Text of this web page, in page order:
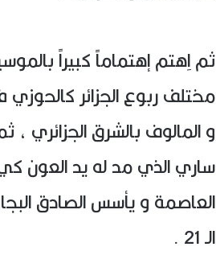
ثم اِهتم إهتماماً كبيراً
مختلف ربوع الجزائر
و المالوف بالشرق
ساري الذي مد له يد العون
العاصمة و يأسس الصادق
الـ 21 .